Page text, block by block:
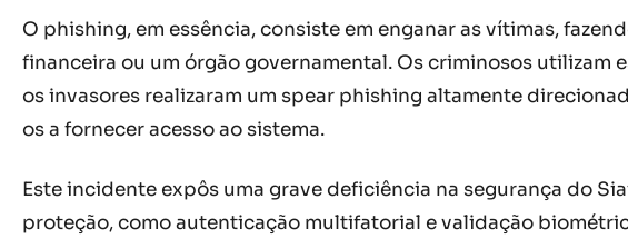
O phishing, em essência, consiste em enganar as vítimas,
financeira ou um órgão governamental. Os criminosos utilizam
os invasores realizaram um spear phishing altamente
os a fornecer acesso ao sistema.
Este incidente expôs uma grave deficiência na segurança do
proteção, como autenticação multifatorial e validação